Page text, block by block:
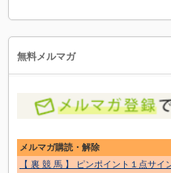
無料メルマガ
メルマガ購読・解除
【 裏 競 馬 】 ピンポイント１点サイ